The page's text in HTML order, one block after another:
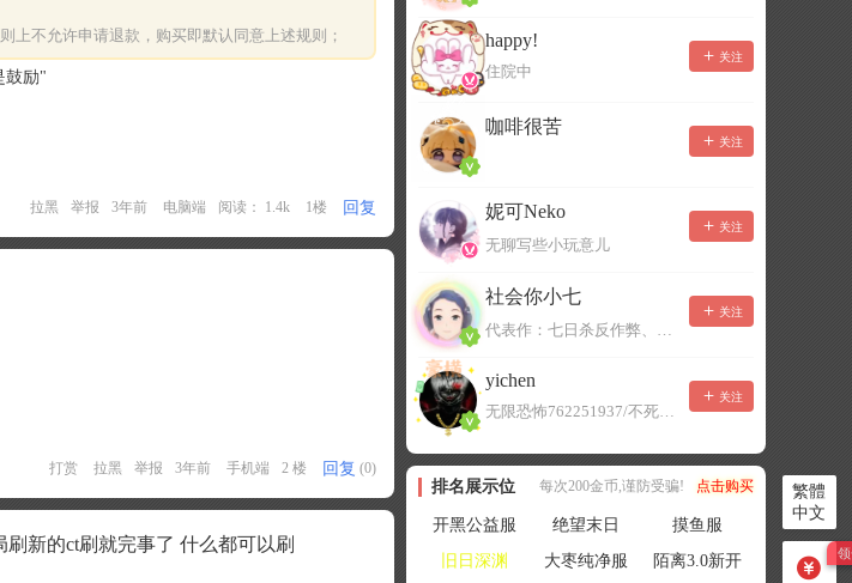
上不允许申请退款，购买即默认同意上述规则；
鼓励"
拉黑 举报 3年前 电脑端 阅读： 1.4k 1楼 回复
打赏 拉黑 举报 3年前 手机端 2 楼 回复 (0)
新的ct刷就完事了 什么都可以刷
happy!
住院中
关注
咖啡很苦
关注
妮可Neko
无聊写些小玩意儿
关注
社会你小七
代表作：七日杀反作弊、七日杀云黑、七日杀BOT、七日杀云商城
关注
yichen
无限恐怖762251937/不死者末日1080207504
关注
排名展示位 每次200金币,谨防受骗! 点击购买
开黑公益服 绝望末日
摸鱼服
旧日深渊
大枣纯净服
陌离3.0新开
繁體
中文